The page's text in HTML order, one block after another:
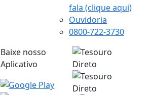
fala (clique aqui)
Ouvidoria
0800-722-3730
Baixe nosso
Aplicativo